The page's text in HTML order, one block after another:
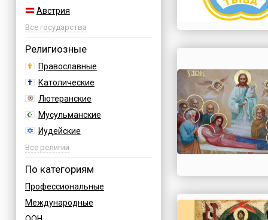
Австрия
Азербайджан
Босния
Бразилия
Великобритания
Все государства
Религиозные
Православные
Католические
Лютеранские
Мусульманские
Иудейские
Буддийские
Все религии
По категориям
Профессиональные
Международные